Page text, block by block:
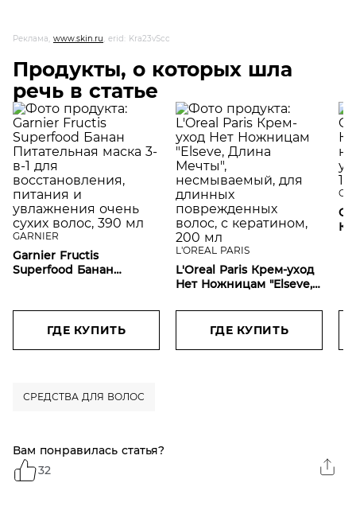
Реклама, www.skin.ru, erid: Kra23vScc
Продукты, о которых шла
речь в статье
GARNIER
Garnier Fructis
Superfood Банан
питания и увлажнения
очень сухих волос, 390
ГДЕ КУПИТЬ
L'OREAL PARIS
L'Oreal Paris Крем-уход
Нет Ножницам "Elseve,
несмываемый, для
длинных
поврежденных волос, с
ГДЕ КУПИТЬ
СРЕДСТВА ДЛЯ ВОЛОС
Вам понравилась статья?
32